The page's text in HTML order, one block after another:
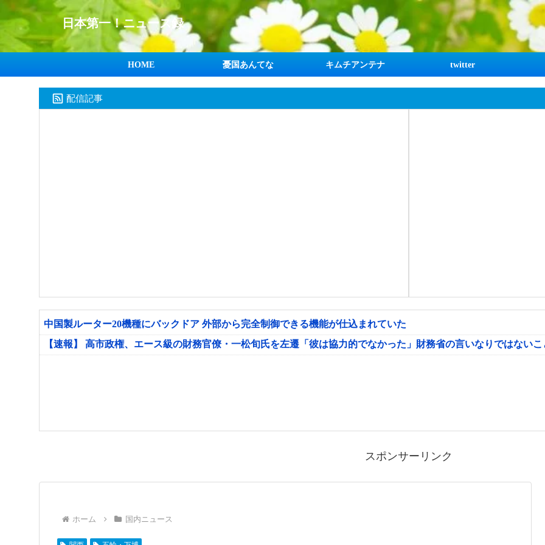
日本第一！ニュース録
HOME 憂国あんてな キムチアンテナ twitter
配信記事
中国製ルーター20機種にバックドア 外部から完全制御できる機能が仕込まれていた
【速報】 高市政権、エース級の財務官僚・一松旬氏を左遷「彼は協力的でなかった」財務省の言いなりではない
スポンサーリンク
ホーム 国内ニュース